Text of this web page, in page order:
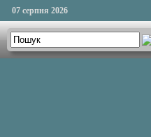
07 серпня 2026